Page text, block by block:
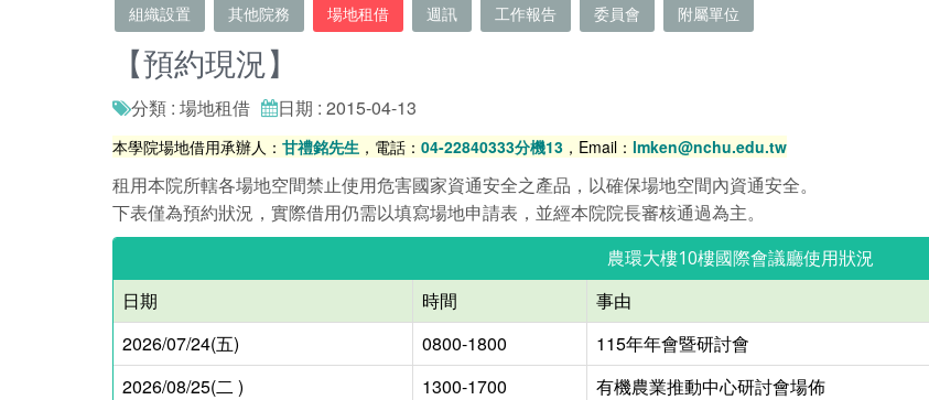
組織設置 其他院務 場地租借 週訊 工作報告 委員會 附屬單位
【預約現況】
分類 : 場地租借 日期 : 2015-04-13
本學院場地借用承辦人： 甘禮銘先生 ，電話： 04-22840333分機13 ，Email： lmken@nchu.edu.tw
租用本院所轄各場地空間禁止使用危害國家資通安全之產品，以確保場地空間內資通安全。
下表僅為預約狀況，實際借用仍需以填寫場地申請表，並經本院院長審核通過為主。
農環大樓10樓國際會議廳使用狀況
日期 時間 事由
2026/07/24(五)
0800-1800 115年年會暨研討會
2026/08/25(二 )
1300-1700 有機農業推動中心研討會場佈